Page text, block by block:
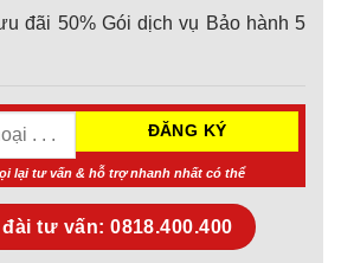
đãi 50% Gói dịch vụ Bảo hành 5
lại tư vấn & hỗ trợ nhanh nhất có thể
tư vấn: 0818.400.400